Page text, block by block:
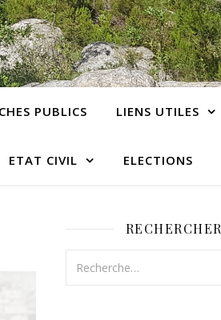
PUBLICS LIENS UTILES
ETAT CIVIL ELECTIONS
RECHERCHER